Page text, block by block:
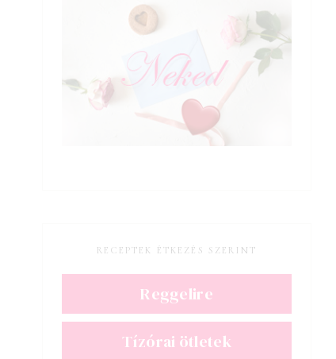
RECEPTEK ÉTKEZÉS SZERINT
Reggelire
Tízórai ötletek